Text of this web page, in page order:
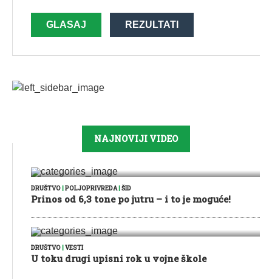
GLASAJ REZULTATI
NAJNOVIJI VIDEO
DRUŠTVO|POLJOPRIVREDA|ŠID
Prinos od 6,3 tone po jutru – i to je moguće!
DRUŠTVO|VESTI
U toku drugi upisni rok u vojne škole